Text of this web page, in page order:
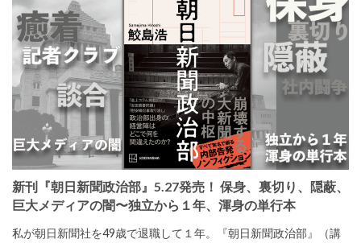
新刊『朝日新聞政治部』5.27発売！ 保身、裏切り、隠蔽、
巨大メディアの闇〜独立から１年、渾身の単行本
私が朝日新聞社を49歳で退職して１年。『朝日新聞政治部』（講